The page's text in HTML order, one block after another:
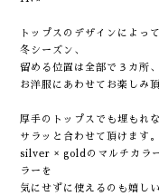
トップスのデザインによっ
冬シーズン、
留める位置は全部で３カ所
お洋服にあわせてお楽しみ
厚手のトップスでも埋もれ
サラッと合わせて頂けます。
silver × goldのマルチカラ
ラーを
気にせずに使えるのも嬉し